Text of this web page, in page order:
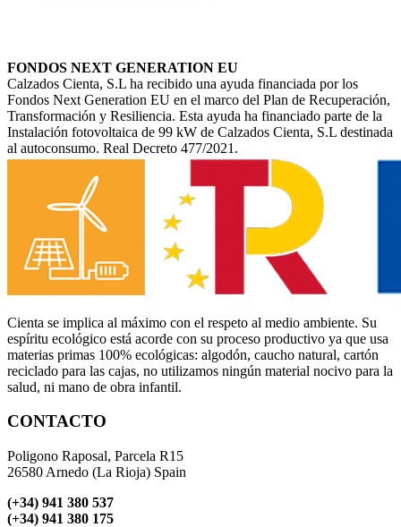
FONDOS NEXT GENERATION EU
Calzados Cienta, S.L ha recibido una ayuda financiada por los
Fondos Next Generation EU en el marco del Plan de Recuperación,
Transformación y Resiliencia. Esta ayuda ha financiado parte de la
Instalación fotovoltaica de 99 kW de Calzados Cienta, S.L destinada
al autoconsumo. Real Decreto 477/2021.
Cienta se implica al máximo con el respeto al medio ambiente. Su
espíritu ecológico está acorde con su proceso productivo ya que usa
materias primas 100% ecológicas: algodón, caucho natural, cartón
reciclado para las cajas, no utilizamos ningún material nocivo para la
salud, ni mano de obra infantil.
CONTACTO
Poligono Raposal, Parcela R15
26580 Arnedo (La Rioja) Spain
(+34) 941 380 537
(+34) 941 380 175